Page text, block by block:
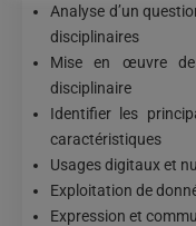
Analyse d’un
disciplinaires
Mise en œuvre
disciplinaire
Identifier les
caractéristiques
Usages digitaux et
Exploitation de
Expression et